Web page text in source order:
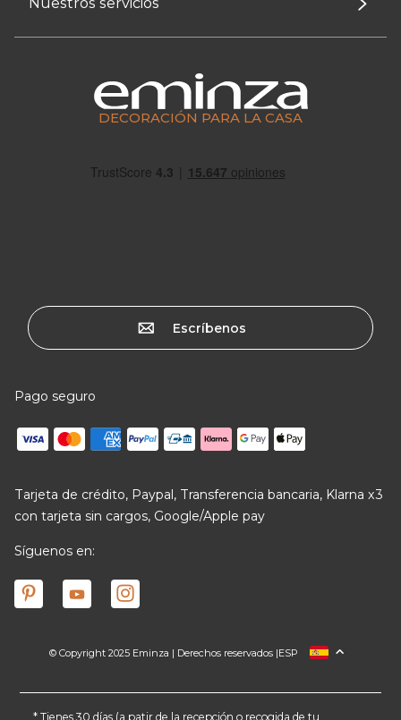
DECORACIÓN PARA LA CASA
Escríbenos
Pago seguro
Tarjeta de crédito, Paypal, Transferencia bancaria, Klarna x3
con tarjeta sin cargos, Google/Apple pay
Síguenos en:
© Copyright 2025 Eminza | Derechos reservados |
FRANCIA
ALEMANIA
ESP
* Tienes 30 días (a patir de la recepción o recogida de tu